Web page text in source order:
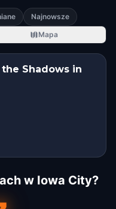
Najnowsze
Mapa
Shadows in
w Iowa City?